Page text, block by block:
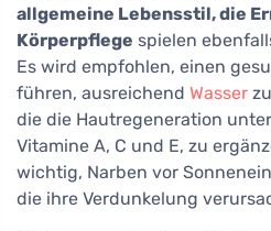
allgemeine Lebensstil, die
Körperpflege spielen
Es wird empfohlen, einen
führen, ausreichend Wasser
die die Hautregeneration
Vitamine A, C und E, zu
wichtig, Narben vor
die ihre Verdunkelung